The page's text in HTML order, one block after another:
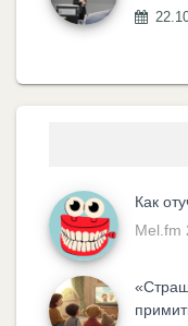
Как
Mel.fm